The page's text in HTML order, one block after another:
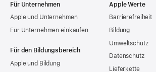
Für Unternehmen
Apple und Unternehmen
Für Unternehmen einkaufen
Für den Bildungsbereich
Apple und Bildung
Apple Werte
Barrierefreiheit
Bildung
Umweltschutz
Datenschutz
Lieferkette